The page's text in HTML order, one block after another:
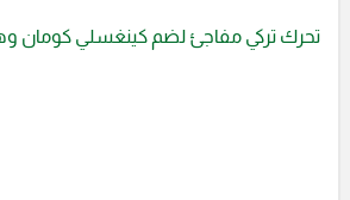
تحرك تركي مفاجئ لضم كينغسلي كومان